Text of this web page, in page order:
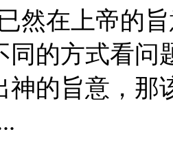
然在上帝的
同的方式看问
神的旨意，那